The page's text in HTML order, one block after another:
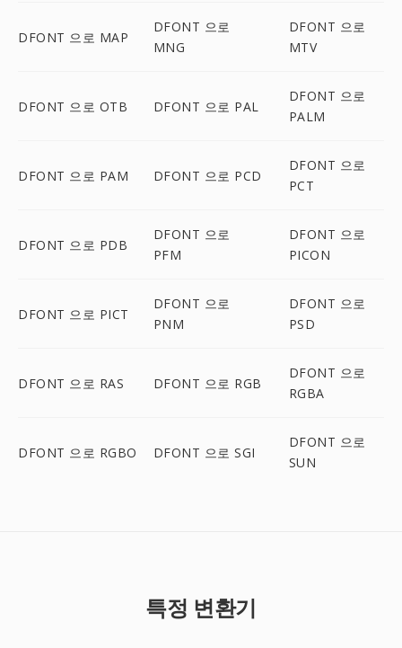
DFONT 으로 MAP
DFONT 으로
MNG
DFONT 으로
MTV
DFONT 으로 OTB DFONT 으로 PAL
DFONT 으로
PALM
DFONT 으로 PAM DFONT 으로 PCD
DFONT 으로
PCT
DFONT 으로 PDB
DFONT 으로
PFM
DFONT 으로
PICON
DFONT 으로 PICT
DFONT 으로
PNM
DFONT 으로
PSD
DFONT 으로 RAS DFONT 으로 RGB
DFONT 으로
RGBA
DFONT 으로 RGBO DFONT 으로 SGI
DFONT 으로
SUN
특정 변환기